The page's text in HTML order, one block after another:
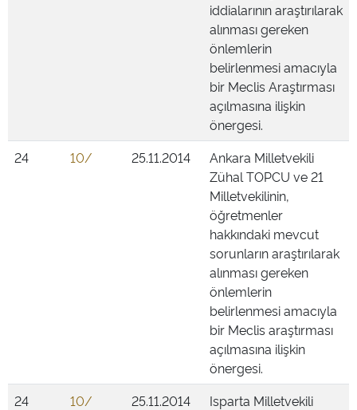
iddialarının araştırılarak
alınması gereken
önlemlerin
belirlenmesi amacıyla
bir Meclis Araştırması
açılmasına ilişkin
önergesi.
24
10/ 25.11.2014
Ankara Milletvekili
Zühal TOPCU ve 21
Milletvekilinin,
öğretmenler
hakkındaki mevcut
sorunların araştırılarak
alınması gereken
önlemlerin
belirlenmesi amacıyla
bir Meclis araştırması
açılmasına ilişkin
önergesi.
24
10/ 25.11.2014
Isparta Milletvekili